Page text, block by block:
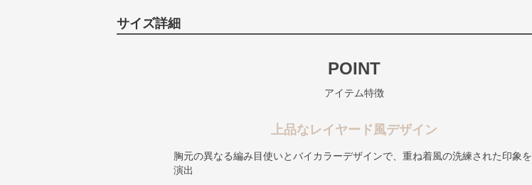
サイズ詳細
POINT
アイテム特徴
上品なレイヤード風デザイン
胸元の異なる編み目使いとバイカラーデザインで、重ね着風の洗練された印象を
演出